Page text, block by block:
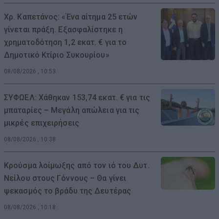
Χρ. Καπετάνος: «Ένα αίτημα 25 ετών
γίνεται πράξη. Εξασφαλίστηκε η
χρηματοδότηση 1,2 εκατ. € για το
Δημοτικό Κτίριο Συκουρίου»
08/08/2026 , 10:53
ΣΥΦΩΕΛ: Χάθηκαν 153,74 εκατ. € για τις
μπαταρίες – Μεγάλη απώλεια για τις
μικρές επιχειρήσεις
08/08/2026 , 10:38
Κρούσμα λοίμωξης από τον ιό του Δυτ.
Νείλου στους Γόννους – Θα γίνει
ψεκασμός το βράδυ της Δευτέρας
08/08/2026 , 10:18